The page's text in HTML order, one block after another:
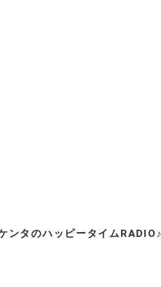
ンタのハッピータイムRADIO♪